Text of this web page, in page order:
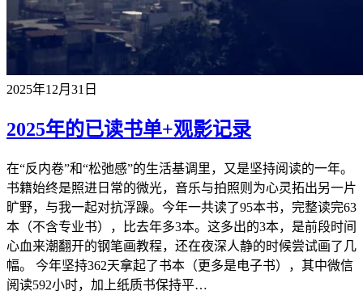
2025年12月31日
2025年的已读书单+观影记录
在“反内卷”和“松弛感”的生活基调里，又是坚持阅读的一年。
书籍始终是照进日常的微光，音乐与拍照则为心灵拓出另一片
旷野，与我一起对抗浮躁。今年一共读了95本书，完整读完63
本（不含专业书），比去年多3本。这多出的3本，是前段时间
心血来潮翻开的钢笔画教程，还在夜深人静的时候尝试画了几
幅。 今年坚持362天拿起了书本（更多是电子书），其中微信
阅读592小时，加上纸质书保持平…